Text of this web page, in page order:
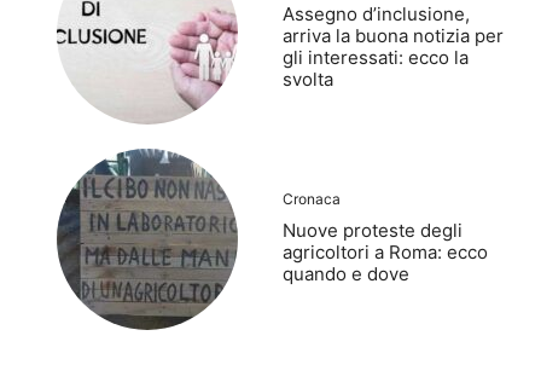
Assegno d’inclusione,
arriva la buona notizia per
gli interessati: ecco la
svolta
Cronaca
Nuove proteste degli
agricoltori a Roma: ecco
quando e dove